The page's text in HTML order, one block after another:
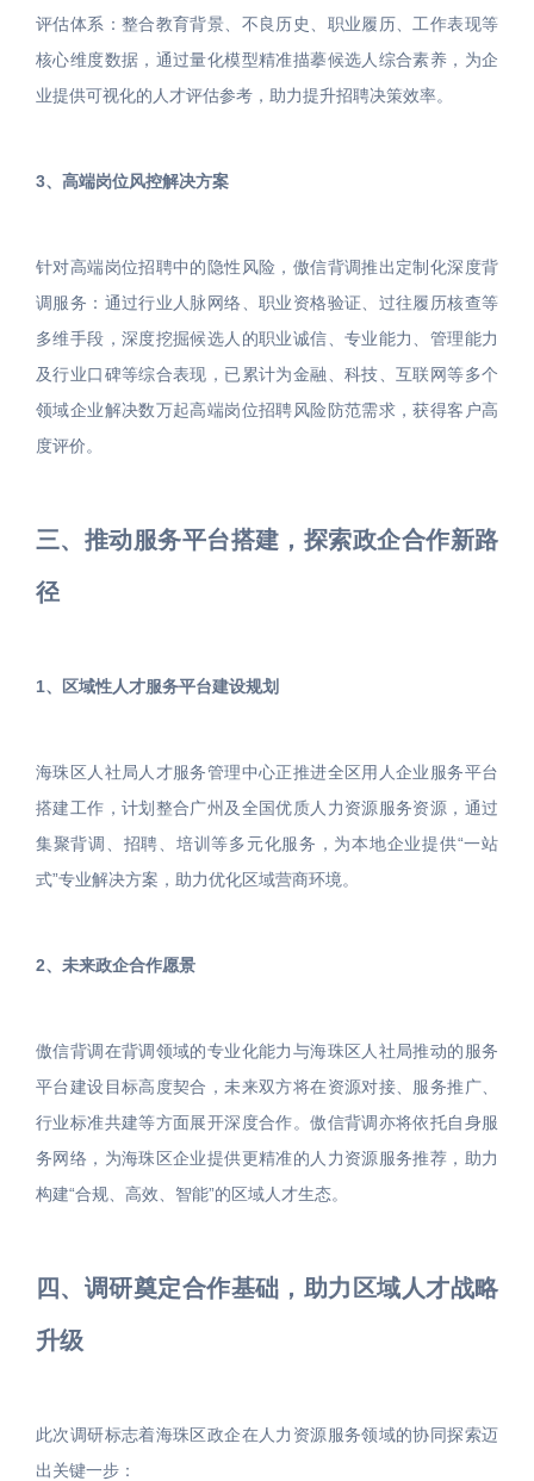
评估体系：整合教育背景、不良历史、职业履历、工作表现等
核心维度数据，通过量化模型精准描摹候选人综合素养，为企
业提供可视化的人才评估参考，助力提升招聘决策效率。
3、高端岗位风控解决方案
针对高端岗位招聘中的隐性风险，傲信背调推出定制化深度背
调服务：通过行业人脉网络、职业资格验证、过往履历核查等
多维手段，深度挖掘候选人的职业诚信、专业能力、管理能力
及行业口碑等综合表现，已累计为金融、科技、互联网等多个
领域企业解决数万起高端岗位招聘风险防范需求，获得客户高
度评价。
三、推动服务平台搭建，探索政企合作新路
径
1、区域性人才服务平台建设规划
海珠区人社局人才服务管理中心正推进全区用人企业服务平台
搭建工作，计划整合广州及全国优质人力资源服务资源，通过
集聚背调、招聘、培训等多元化服务，为本地企业提供“一站
式”专业解决方案，助力优化区域营商环境。
2、未来政企合作愿景
傲信背调在背调领域的专业化能力与海珠区人社局推动的服务
平台建设目标高度契合，未来双方将在资源对接、服务推广、
行业标准共建等方面展开深度合作。傲信背调亦将依托自身服
务网络，为海珠区企业提供更精准的人力资源服务推荐，助力
构建“合规、高效、智能”的区域人才生态。
四、调研奠定合作基础，助力区域人才战略
升级
此次调研标志着海珠区政企在人力资源服务领域的协同探索迈
出关键一步：